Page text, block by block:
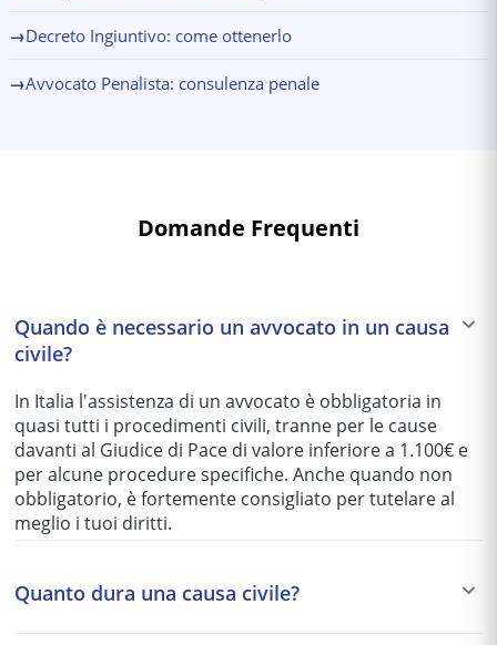
→Decreto Ingiuntivo: come ottenerlo
→Avvocato Penalista: consulenza penale
Domande Frequenti
Quando è necessario un avvocato in un causa
civile?
In Italia l'assistenza di un avvocato è obbligatoria in
quasi tutti i procedimenti civili, tranne per le cause
davanti al Giudice di Pace di valore inferiore a 1.100€ e
per alcune procedure specifiche. Anche quando non
obbligatorio, è fortemente consigliato per tutelare al
meglio i tuoi diritti.
Quanto dura una causa civile?